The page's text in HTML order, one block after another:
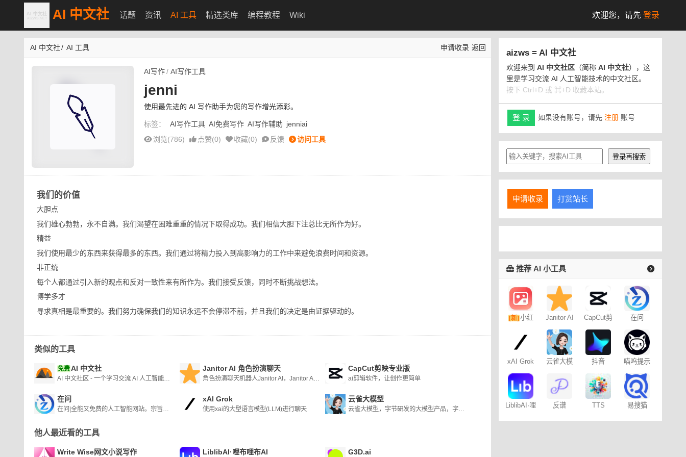
AI 中文社 话题 资讯 AI 工具 精选类库 编程教程 Wiki 欢迎您， 请先 登录
AI 中文社/ AI 工具 申请收录 返回
AI写作/ AI写作工具
jenni
使用最先进的 AI 写作助手为您的写作增光添彩。
标签： AI写作工具 AI免费写作 AI写作辅助 jenniai
浏览(786)
点赞(0) 收藏(0) 反馈 访问工具
我们的价值
大胆点
我们雄心勃勃，永不自满。我们渴望在困难重重的情况下取得成功。我们相信大胆下注总比无所作为好。
精益
我们使用最少的东西来获得最多的东西。我们通过将精力投入到高影响力的工作中来避免浪费时间和资源。
非正统
每个人都通过引入新的观点和反对一致性来有所作为。我们接受反馈，同时不断挑战想法。
博学多才
寻求真相是最重要的。我们努力确保我们的知识永远不会停滞不前，并且我们的决定是由证据驱动的。
类似的工具
免费AI 中文社
AI 中文社区 - 一个学习交流 AI 人工智能技术的中文社区
Janitor AI 角色扮演聊天
角色扮演聊天机器人Janitor AI，Janitor AI 被证明是各行业用户的多功能且不可或缺的平台。
CapCut剪映专业版
ai剪辑软件，让创作更简单
在问
在问|全能又免费的人工智能网站。宗旨：让知识无界,智能触手可及
xAI Grok
使用xai的大型语言模型(LLM)进行聊天
云雀大模型
云雀大模型，字节研发的大模型产品，字节的云雀大模型是首批上线的8家大模型之一。
他人最近看的工具
Write Wise网文小说写作 LiblibAI·哩布哩布AI G3D.ai
aizws = AI 中文社
欢迎来到 AI 中文社区 （简称 AI 中文社），这
里是学习交流 AI 人工智能技术的中文社区。
按下 Ctrl+D 或 ⌘+D 收藏本站。
登 录 如果没有账号，请先 注册 账号
申请收录 打赏站长
推荐 AI 小工具
[新] 小红
记
Janitor AI
聊天
CapCut剪
在问
xAI Grok
云雀大模
抖音
– 免费
喵呜提示
LiblibAI·哩
反谱
TTS
易搜猫